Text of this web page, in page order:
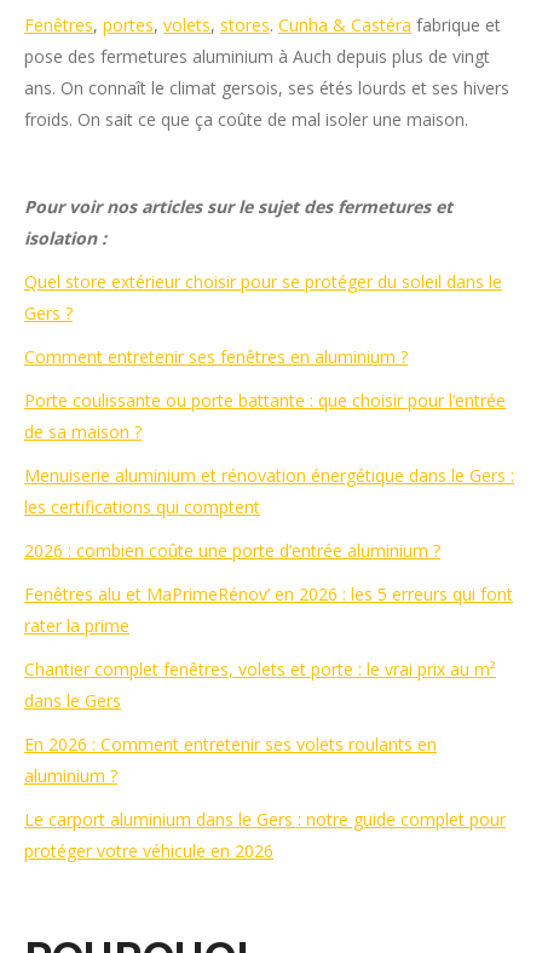
Fenêtres, portes, volets, stores. Cunha & Castéra fabrique et
pose des fermetures aluminium à Auch depuis plus de vingt
ans. On connaît le climat gersois, ses étés lourds et ses hivers
froids. On sait ce que ça coûte de mal isoler une maison.
Pour voir nos articles sur le sujet des fermetures et
isolation :
Quel store extérieur choisir pour se protéger du soleil dans le
Gers ?
Comment entretenir ses fenêtres en aluminium ?
Porte coulissante ou porte battante : que choisir pour l’entrée
de sa maison ?
Menuiserie aluminium et rénovation énergétique dans le Gers :
les certifications qui comptent
2026 : combien coûte une porte d’entrée aluminium ?
Fenêtres alu et MaPrimeRénov’ en 2026 : les 5 erreurs qui font
rater la prime
Chantier complet fenêtres, volets et porte : le vrai prix au m²
dans le Gers
En 2026 : Comment entretenir ses volets roulants en
aluminium ?
Le carport aluminium dans le Gers : notre guide complet pour
protéger votre véhicule en 2026